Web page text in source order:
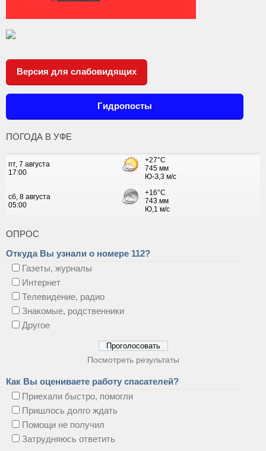
Версия для слабовидящих
Гидропосты
ПОГОДА В УФЕ
ОПРОС
Откуда Вы узнали о номере 112?
Газеты, журналы
Интернет
Телевидение, радио
Знакомые, родственники
Другое
Посмотреть результаты
Как Вы оцениваете работу спасателей?
Приехали быстро, помогли
Пришлось долго ждать
Помощи не получил
Затрудняюсь ответить